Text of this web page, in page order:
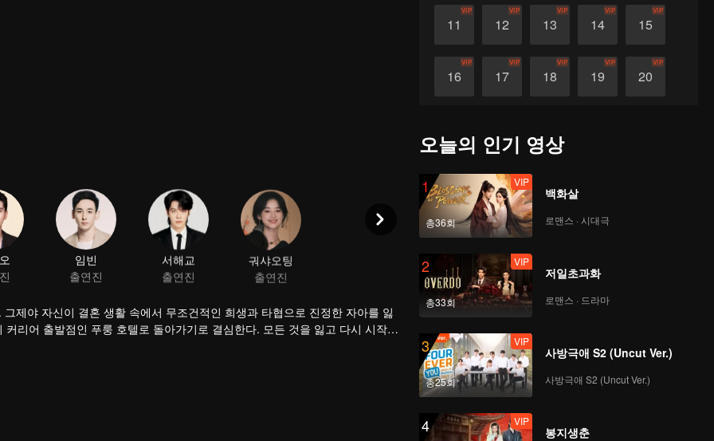
11
VIP
12
VIP
13
VIP
14
VIP
15
VIP
16
VIP
17
VIP
18
VIP
19
VIP
20
VIP
26 27
임빈
출연진
서해교
출연진
궈샤오팅
출연진
제야 자신이 결혼 생활 속에서 무조건적인 희생과 타협으로 진정한 자아를 잃
리어 출발점인 푸룽 호텔로 돌아가기로 결심한다. 모든 것을 잃고 다시 시작하
지배인으로 부임한다. 두 사람은 함께 직장 내 도전에 맞서고 동고동락하면서
시의 새로운 랜드마크로 만들어낸다.
오늘의 인기 영상
1
총36회
VIP
백화살
로맨스 · 시대극
2
총33회
VIP
저일초과화
로맨스 · 드라마
3
총25회
VIP
사방극애 S2 (Uncut Ver.)
사방극애 S2 (Uncut Ver.)
4 VIP
봉지생춘